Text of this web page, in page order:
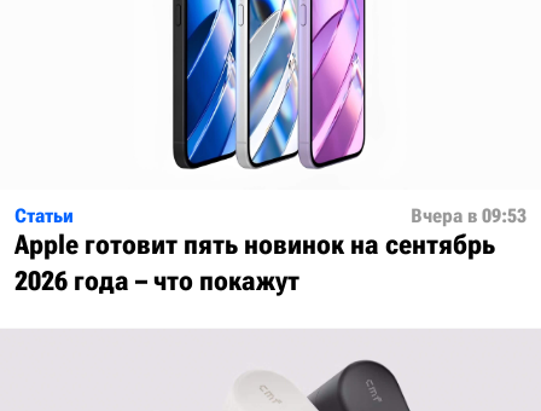
Статьи Вчера в 09:53
Apple готовит пять новинок на сентябрь
2026 года – что покажут